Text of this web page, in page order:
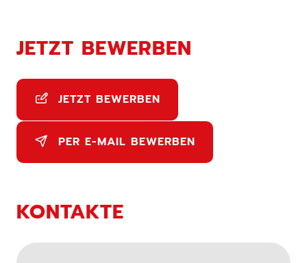
JETZT BEWERBEN
JETZT BEWERBEN
PER E-MAIL BEWERBEN
KONTAKTE